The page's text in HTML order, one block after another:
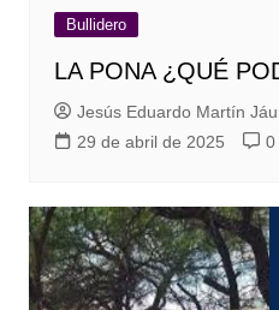
Bullidero
LA PONA ¿QUÉ
Jesús Eduardo Martín
29 de abril de 2025
0